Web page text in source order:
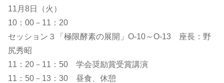
11月8日（火）
10：00－11：20
セッション３「極限酵素の展開」O-10～O-13 座長：野
尻秀昭
11：20－11：50 学会奨励賞受賞講演
11：50－13：30 昼食、休憩